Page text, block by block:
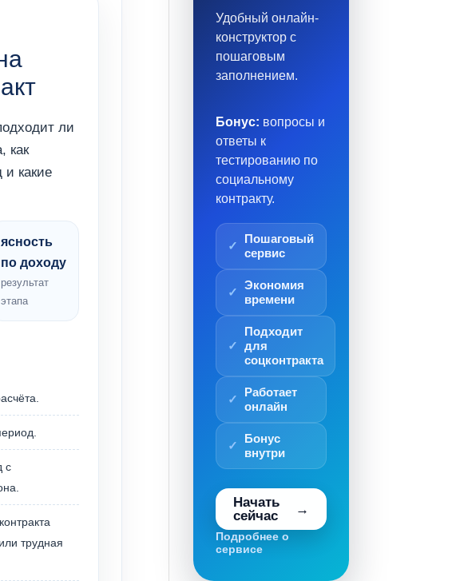
ли
как
и какие
ясность
по доходу
результат
этапа
с
трудная
Удобный онлайн-
конструктор с
пошаговым
заполнением.
Бонус: вопросы и
ответы к
тестированию по
социальному
контракту.
Пошаговый
сервис
Экономия
времени
Подходит
для
соцконтракта
Работает
онлайн
Бонус
внутри
Начать
сейчас
Подробнее о
сервисе